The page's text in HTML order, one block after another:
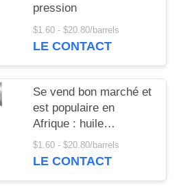
pression
$1.60 - $20.80/barrels
LE CONTACT
Se vend bon marché et
est populaire en
Afrique : huile
hydraulique anti-usure
pour excavatrice VG L-
$1.60 - $20.80/barrels
LE CONTACT